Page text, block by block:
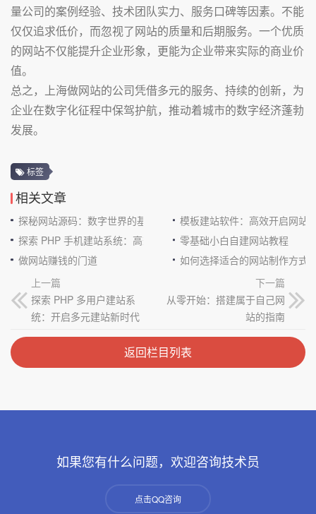
量公司的案例经验、技术团队实力、服务口碑等因素。不能
仅仅追求低价，而忽视了网站的质量和后期服务。一个优质
的网站不仅能提升企业形象，更能为企业带来实际的商业价
值。
总之，上海做网站的公司凭借多元的服务、持续的创新，为
企业在数字化征程中保驾护航，推动着城市的数字经济蓬勃
发展。
标签
相关文章
探秘网站源码：数字世界的基石
模板建站软件：高效开启网站
探索 PHP 手机建站系统：高效与便捷的完美结合零基础小白自建网站教程
做网站赚钱的门道
如何选择适合的网站制作方式
上一篇
探索 PHP 多用户建站系
统：开启多元建站新时代
下一篇
从零开始：搭建属于自己网
站的指南
返回栏目列表
如果您有什么问题，欢迎咨询技术员
点击QQ咨询